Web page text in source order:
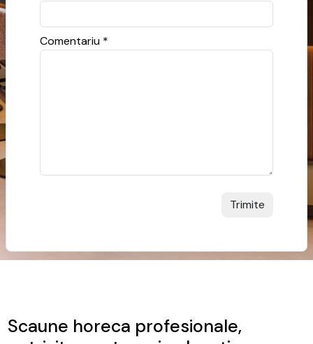
Comentariu *
Scaune horeca profesionale,